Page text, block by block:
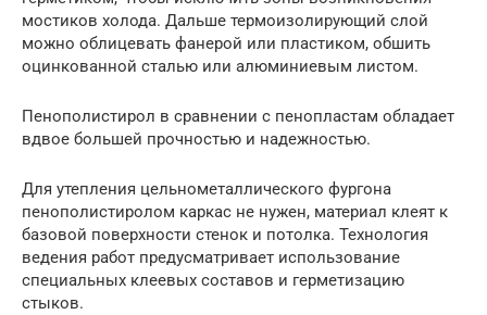
мостиков холода. Дальше термоизолирующий слой
можно облицевать фанерой или пластиком, обшить
оцинкованной сталью или алюминиевым листом.
Пенополистирол в сравнении с пенопластам обладает
вдвое большей прочностью и надежностью.
Для утепления цельнометаллического фургона
пенополистиролом каркас не нужен, материал клеят к
базовой поверхности стенок и потолка. Технология
ведения работ предусматривает использование
специальных клеевых составов и герметизацию
стыков.